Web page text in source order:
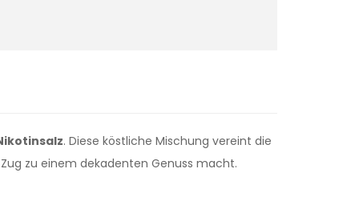
. Diese köstliche Mischung vereint die
zu einem dekadenten Genuss macht.